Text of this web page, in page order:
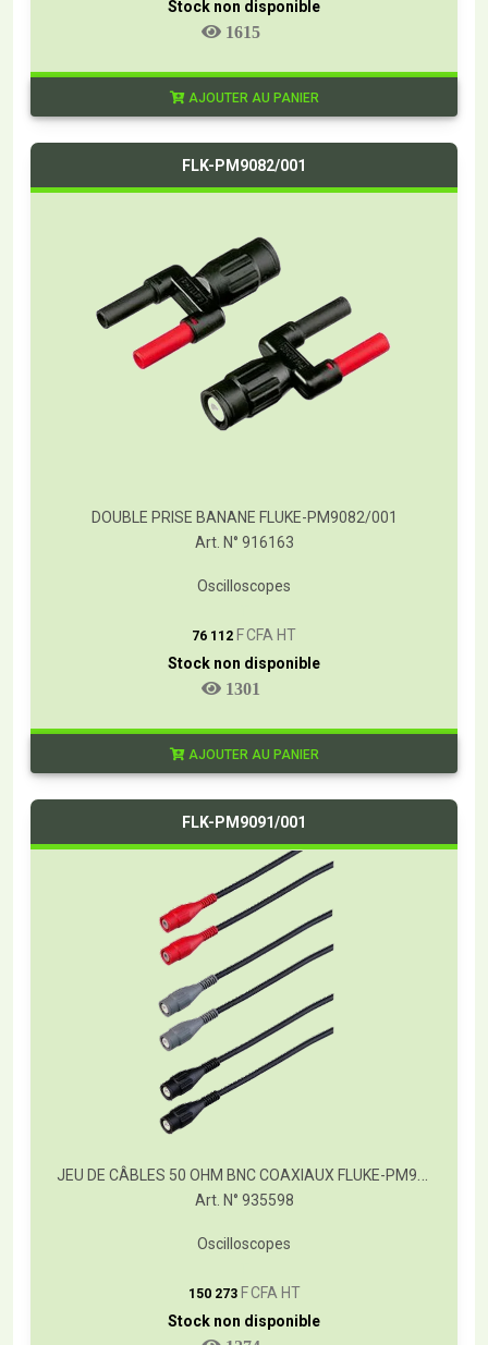
Stock non disponible
1615
AJOUTER AU PANIER
FLK-PM9082/001
DOUBLE PRISE BANANE FLUKE-PM9082/001
Art. N° 916163
Oscilloscopes
76 112 F CFA HT
Stock non disponible
1301
AJOUTER AU PANIER
FLK-PM9091/001
JEU DE CÂBLES 50 OHM BNC COAXIAUX FLUKE-PM9091/001
Art. N° 935598
Oscilloscopes
150 273 F CFA HT
Stock non disponible